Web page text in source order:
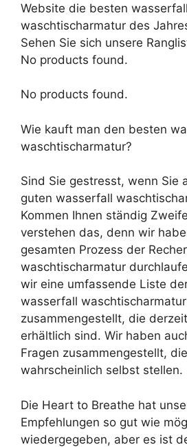
Website die besten wasserfall
waschtischarmatur des
Sehen Sie sich unsere
No products found.
No products found.
Wie kauft man den besten
waschtischarmatur?
Sind Sie gestresst, wenn Sie
guten wasserfall
Kommen Ihnen ständig
verstehen das, denn wir
gesamten Prozess der
waschtischarmatur
wir eine umfassende Liste
wasserfall waschtischarmatur
zusammengestellt, die
erhältlich sind. Wir haben
Fragen zusammengestellt,
wahrscheinlich selbst stellen.
Die Heart to Breathe hat
Empfehlungen so gut wie
wiedergegeben, aber es ist